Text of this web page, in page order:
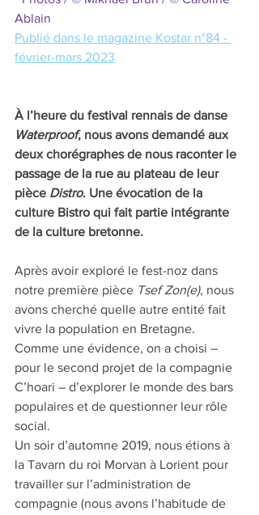
Ablain
Publié dans le magazine Kostar n°84 -
février-mars 2023
À l’heure du festival rennais de danse
Waterproof, nous avons demandé aux
deux chorégraphes de nous raconter le
passage de la rue au plateau de leur
pièce Distro. Une évocation de la
culture Bistro qui fait partie intégrante
de la culture bretonne.
Après avoir exploré le fest-noz dans
notre première pièce Tsef Zon(e), nous
avons cherché quelle autre entité fait
vivre la population en Bretagne.
Comme une évidence, on a choisi –
pour le second projet de la compagnie
C’hoari – d’explorer le monde des bars
populaires et de questionner leur rôle
social.
Un soir d’automne 2019, nous étions à
la Tavarn du roi Morvan à Lorient pour
travailler sur l’administration de
compagnie (nous avons l’habitude de